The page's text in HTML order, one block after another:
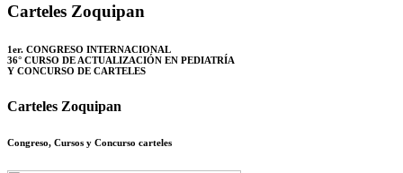
Carteles Zoquipan
1er. CONGRESO INTERNACIONAL
36° CURSO DE ACTUALIZACIÓN EN PEDIATRÍA
Y CONCURSO DE CARTELES
Carteles Zoquipan
Congreso, Cursos y Concurso carteles